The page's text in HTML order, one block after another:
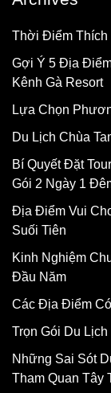
Thời Điểm Thích
Gợi Ý 5 Địa
Kênh Gà Resort
Lựa Chọn
Du Lịch Chùa
Bí Quyết Đặt
Gói 2 Ngày 1
Địa Điểm Vui
Suối Tiên
Kinh Nghiệm
Đầu Năm
Các Địa Điểm
Trọn Gói Du
Những Sai Sót
Tham Quan Tây